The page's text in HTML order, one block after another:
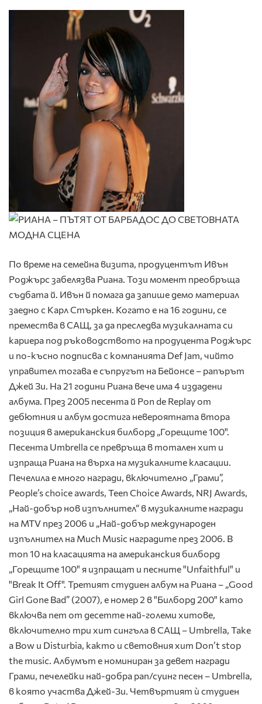
По време на семейна визита, продуцентът Ивън
Роджърс забелязва Риана. Този момент преобръща
съдбата й. Ивън й помага да запише демо материал
заедно с Карл Стъркен. Когато е на 16 години, се
премества в САЩ, за да преследва музикалната си
кариера под ръководството на продуцента Роджърс
и по-късно подписва с компанията Def Jam, чийто
управител тогава е съпругът на Бейонсе – рапърът
Джей Зи. На 21 години Риана вече има 4 издадени
албума. През 2005 песента й Pon de Replay от
дебютния и албум достига невероятната втора
позиция в американския билборд „Горещите 100".
Песента Umbrella се превръща в тотален хит и
изпраща Риана на върха на музикалните класации.
Печелила е много награди, включително „Грами”,
People’s choice awards, Teen Choice Awards, NRJ Awards,
„Най-добър нов изпълнител“ в музикалните награди
на MTV през 2006 и „Най-добър международен
изпълнител на Much Music наградите през 2006. В
топ 10 на класацията на американския билборд
„Горещите 100" я изпращат и песните "Unfaithful" и
"Break It Off". Третият студиен албум на Риана – „Good
Girl Gone Bad” (2007), е номер 2 в "Билборд 200" като
включва пет от десетте най-големи хитове,
включително три хит сингъла в САЩ – Umbrella, Take
a Bow и Disturbia, както и световния хит Don’t stop
the music. Албумът е номиниран за девет награди
Грами, печелейки най-добра рап/суинг песен – Umbrella,
в която участва Джей-Зи. Четвъртият ѝ студиен